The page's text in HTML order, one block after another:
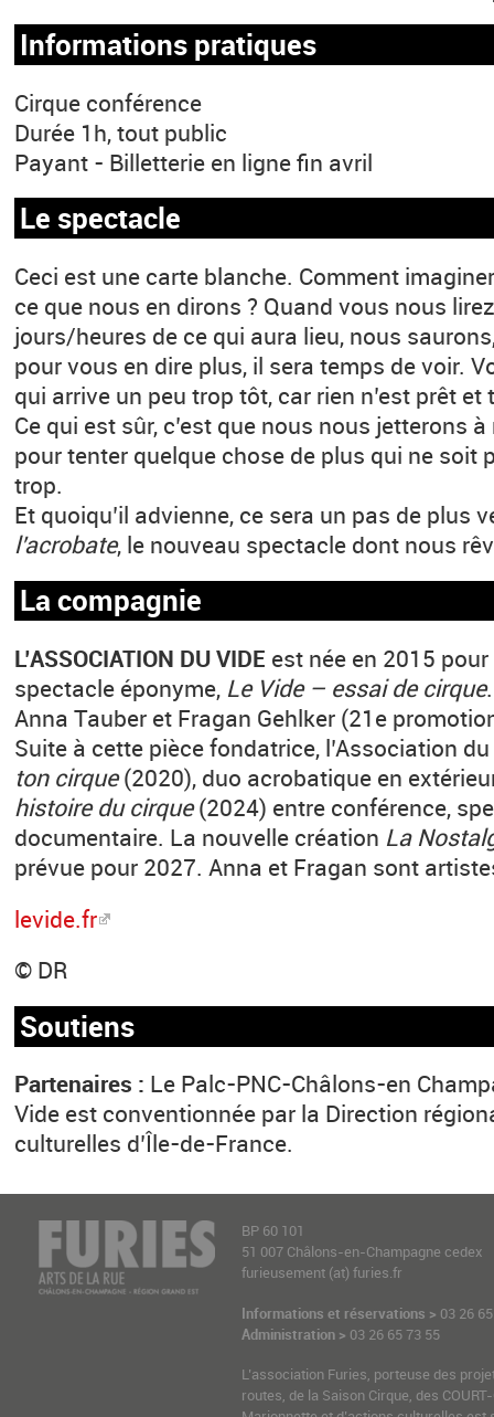
Informations pratiques
Cirque conférence
Durée 1h, tout public
Payant - Billetterie en ligne fin avril
Le spectacle
Ceci est une carte blanche. Comment
ce que nous en dirons ? Quand vous nous
jours/heures de ce qui aura lieu, nous
pour vous en dire plus, il sera temps de voir.
qui arrive un peu trop tôt, car rien n’est prêt
Ce qui est sûr, c’est que nous nous jetterons
pour tenter quelque chose de plus qui ne soit
trop.
Et quoiqu’il advienne, ce sera un pas de plus
l’acrobate, le nouveau spectacle dont nous
La compagnie
L’ASSOCIATION DU VIDE est née en 2015
spectacle éponyme, Le Vide – essai de cirque
Anna Tauber et Fragan Gehlker (21e
Suite à cette pièce fondatrice, l’Association
ton cirque(2020), duo acrobatique en
histoire du cirque(2024) entre conférence,
documentaire. La nouvelle création La
prévue pour 2027. Anna et Fragan sont
levide.fr
© DR
Soutiens
Partenaires : Le Palc-PNC-Châlons-en
Vide est conventionnée par la Direction
culturelles d’Île-de-France.
BP 60 101
51 007 Châlons-en-Champagne cedex
furieusement (at) furies.fr
Informations et réservations > 03 26
Administration > 03 26 65 73 55
L’association Furies, porteuse des
routes, de la Saison Cirque, des